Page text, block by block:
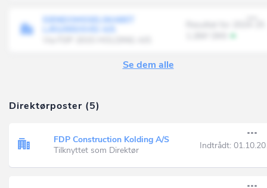
EJENDOMSSELSKABET
Se dem alle
Direktørposter (5)
FDP Construction Kolding A/S
Tilknyttet som Direktør
Indtrådt: